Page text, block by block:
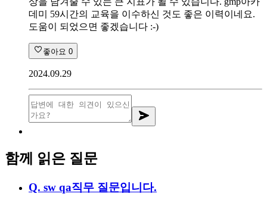
데미 59시간의 교육을 이수하신 것도 좋은 이력이네요.
도움이 되었으면 좋겠습니다 :-)
좋아요 0
2024.09.29
함께 읽은 질문
Q. sw qa직무 질문입니다.